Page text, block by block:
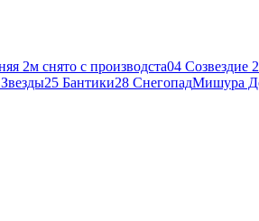
2м снято с производста04 Созвездие
25 Бантики28 СнегопадМишура